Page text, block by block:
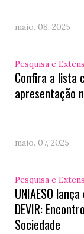
maio. 08, 2025
Pesquisa e
Confira a lista
apresentação
maio. 07, 2025
Pesquisa e
UNIAESO
DEVIR:
Sociedade